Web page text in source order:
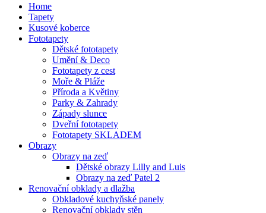
Home
Tapety
Kusové koberce
Fototapety
Dětské fototapety
Umění & Deco
Fototapety z cest
Moře & Pláže
Příroda a Květiny
Parky & Zahrady
Západy slunce
Dveřní fototapety
Fototapety SKLADEM
Obrazy
Obrazy na zeď
Dětské obrazy Lilly and Luis
Obrazy na zeď Patel 2
Renovační obklady a dlažba
Obkladové kuchyňské panely
Renovační obklady stěn